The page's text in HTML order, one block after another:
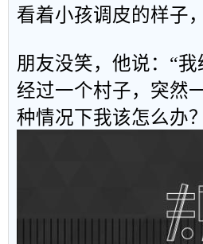
看着小孩调皮的样子
朋友没笑，他说：“
经过一个村子，突然
种情况下我该怎么办